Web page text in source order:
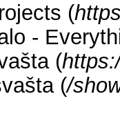
(
-
(
(/